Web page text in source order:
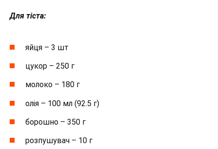
Для тіста:
яйця – 3 шт
цукор – 250 г
молоко – 180 г
олія – ​​100 мл (92.5 г)
борошно – 350 г
розпушувач – 10 г